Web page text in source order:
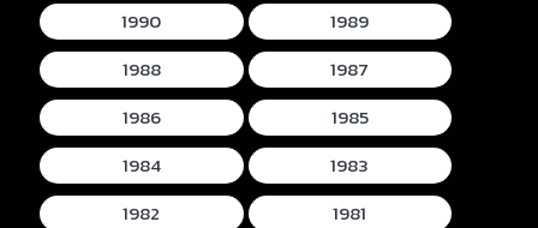
1990
1989
1988
1987
1986
1985
1984
1983
1982
1981